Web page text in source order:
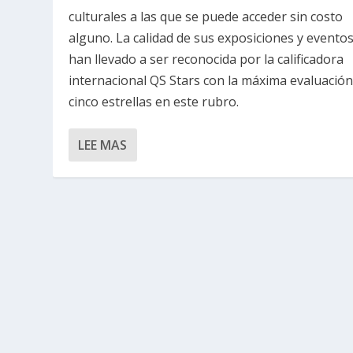
culturales a las que se puede acceder sin costo
alguno. La calidad de sus exposiciones y
han llevado a ser reconocida por la calificadora
internacional QS Stars con la máxima
cinco estrellas en este rubro.
LEE MAS